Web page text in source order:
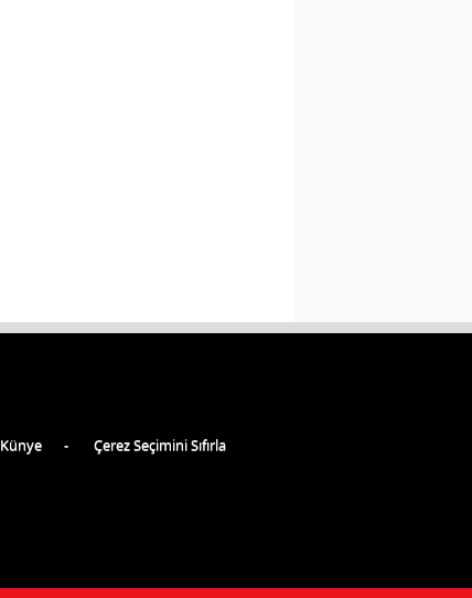
Künye Çerez Seçimini Sıfırla